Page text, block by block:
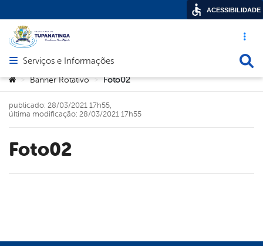
Acesso
Abrir menu principal de navegação
Serviços e Informações
Você está aqui:
> Banner Rotativo > Foto02
Foto02
publicado: 28/03/2021 17h55,
última modificação: 28/03/2021 17h55
ACESSIBILIDADE